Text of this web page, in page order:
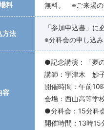
料 無料。 ※ご来場の
方法
「参加申込書」に
※分科会の申し込
容
●記念講演：「夢
講師：宇津木 妙
開催時間：午前10
会場：西山高等
●分科会：15分科
開催時間：13時15